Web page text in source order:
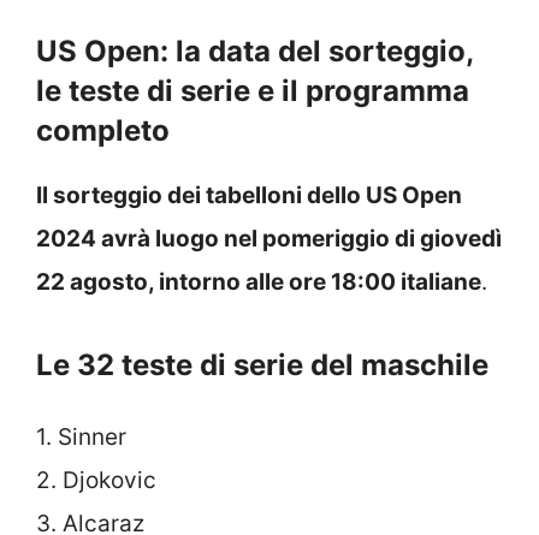
US Open: la data del sorteggio,
le teste di serie e il programma
completo
Il sorteggio dei tabelloni dello US Open
2024 avrà luogo nel pomeriggio di giovedì
22 agosto, intorno alle ore 18:00 italiane.
Le 32 teste di serie del maschile
1. Sinner
2. Djokovic
3. Alcaraz